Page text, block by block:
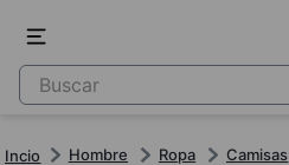
Hombre Ropa Camisas